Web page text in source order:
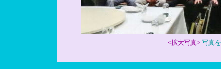
<拡大写真> 写真